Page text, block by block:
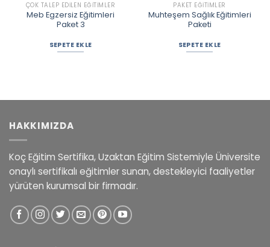
ÇOK TALEP EDILEN EĞITIMLER
Meb Egzersiz Eğitimleri
Paket 3
SEPETE EKLE
PAKET EĞITIMLER
Muhteşem Sağlık Eğitimleri
Paketi
SEPETE EKLE
HAKKIMIZDA
Koç Eğitim Sertifika, Uzaktan Eğitim Sistemiyle Üniversite
onaylı sertifikalı eğitimler sunan, destekleyici faaliyetler
yürüten kurumsal bir firmadır.